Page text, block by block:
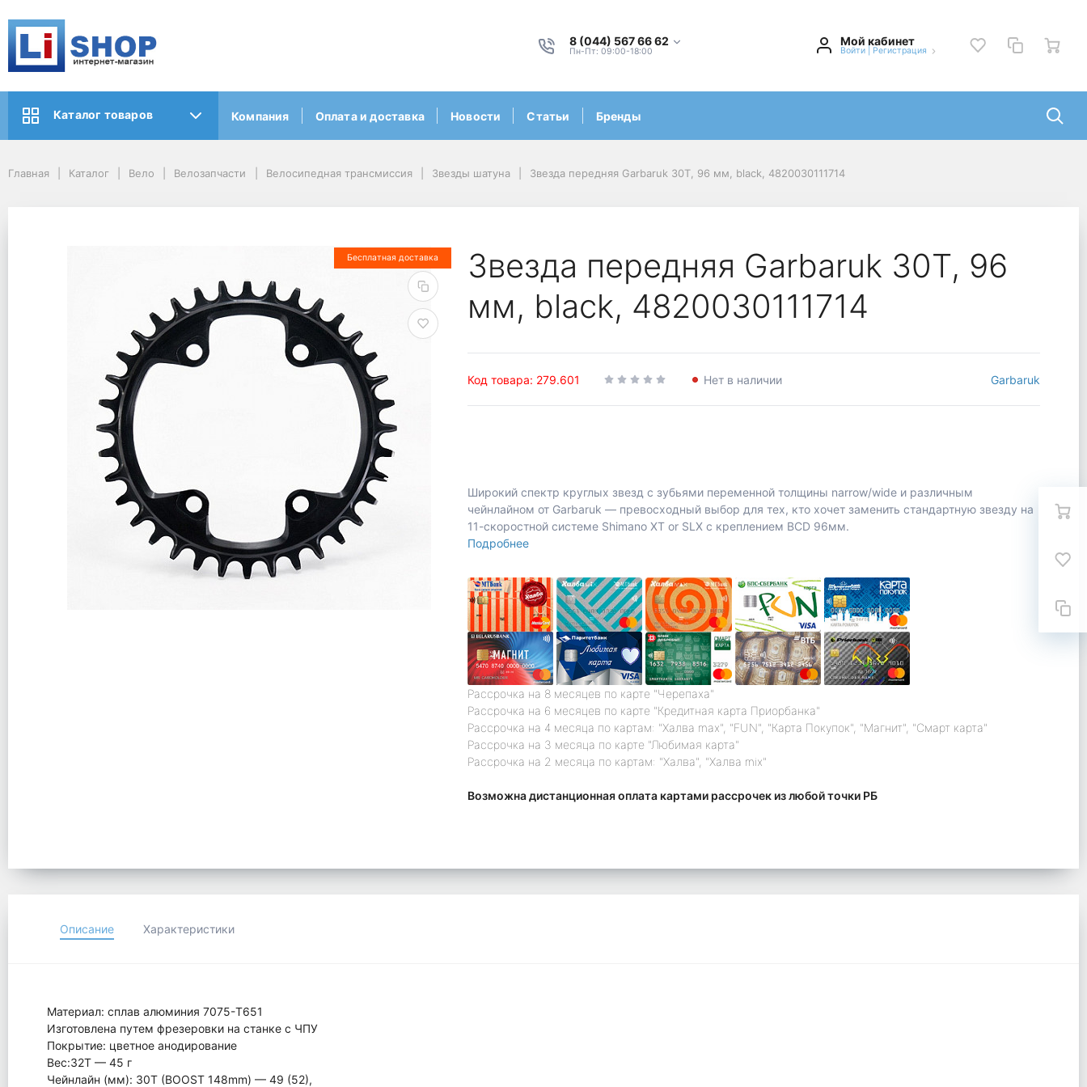
8 (044) 567 66 62
Пн-Пт: 09:00-18:00
Мой кабинет
Войти Регистрация
Каталог товаров Компания Оплата и доставка Новости Статьи Бренды
Главная Каталог Вело Велозапчасти Велосипедная трансмиссия Звезды шатуна Звезда передняя Garbaruk 30T, 96 мм, black, 4820030111714
Бесплатная доставка
Звезда передняя Garbaruk 30T, 96
мм, black, 4820030111714
Код товара: 279.601 Нет в наличии Garbaruk
Широкий спектр круглых звезд с зубьями переменной толщины narrow/wide и различным
чейнлайном от Garbaruk — превосходный выбор для тех, кто хочет заменить стандартную звезду на
11-скоростной системе Shimano XT or SLX с креплением BCD 96мм.
Подробнее
Рассрочка на 8 месяцев по карте "Черепаха"
Рассрочка на 6 месяцев по карте "Кредитная карта Приорбанка"
Рассрочка на 4 месяца по картам: "Халва max", "FUN", "Карта Покупок", "Магнит", "Смарт карта"
Рассрочка на 3 месяца по карте "Любимая карта"
Рассрочка на 2 месяца по картам: "Халва", "Халва mix"
Возможна дистанционная оплата картами рассрочек из любой точки РБ
Описание Характеристики
Материал: сплав алюминия 7075-T651
Изготовлена путем фрезеровки на станке с ЧПУ
Покрытие: цветное анодирование
Вес:32Т — 45 г
Чейнлайн (мм): 30T (BOOST 148mm) — 49 (52),